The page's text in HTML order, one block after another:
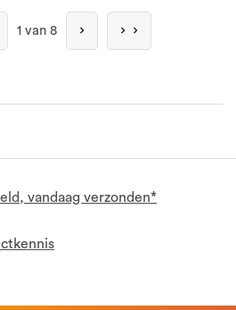
1 van 8
vandaag verzonden*